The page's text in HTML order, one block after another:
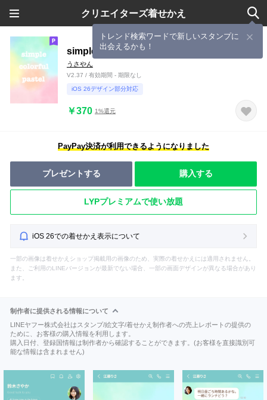
クリエイターズ着せかえ
トレンド検索ワードで新しいスタンプに
出会えるかも！
simple colorful pastel3
うさやん
V2.37 / 有効期間 - 期限なし
iOS 26デザイン部分対応
￥370 1%還元
PayPay決済が利用できるようになりました
プレゼントする 購入する
LYPプレミアムで使い放題
iOS 26での着せかえ表示について
一部の画像は着せかえショップ掲載用の画像のため、実際の着せかえには適用されません。
また、ご利用のLINEバージョンが最新でない場合、一部の画面デザインが異なる場合があり
ます。
制作者に提供される情報について
LINEヤフー株式会社はスタンプ/絵文字/着せかえ制作者への売上レポートの提供の
ために、お客様の購入情報を利用します。
購入日付、登録国情報は制作者から確認することができます。(お客様を直接識別可
能な情報は含まれません)